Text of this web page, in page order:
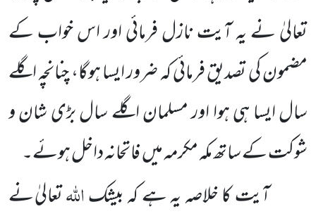
تعالیٰ نے یہ آیت نازل فرمائی اور اس خواب کے
مضمون کی تصدیق فرمائی کہ ضرور ایسا ہوگا، چنانچہ اگلے
سال ایسا ہی ہوا اور مسلمان اگلے سال بڑی شان و
شوکت کے ساتھ مکہ مکرمہ میںفاتحانہ داخل ہوئے۔
آیت کا خلاصہ یہ ہے کہ بیشکاللہتعالیٰ نے